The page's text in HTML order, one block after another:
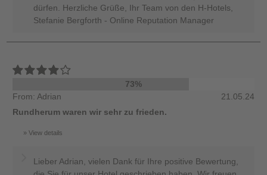
dürfen. Herzliche Grüße, Ihr Team von den H-Hotels,
Stefanie Bergforth - Online Reputation Manager
73%
From: Adrian
21.05.24
Rundherum waren wir sehr zu frieden.
View details
Lieber Adrian, vielen Dank für Ihre positive Bewertung,